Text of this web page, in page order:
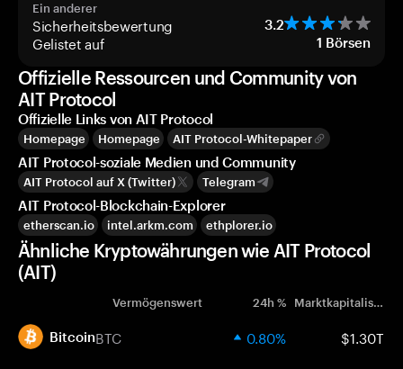
Ein anderer
Sicherheitsbewertung 3.2
Gelistet auf 1 Börsen
Offizielle Ressourcen und Community von
AIT Protocol
Offizielle Links von AIT Protocol
Homepage Homepage AIT Protocol-Whitepaper
AIT Protocol-soziale Medien und Community
AIT Protocol auf X (Twitter) Telegram
AIT Protocol-Blockchain-Explorer
etherscan.io intel.arkm.com ethplorer.io
Ähnliche Kryptowährungen wie AIT Protocol
(AIT)
Vermögenswert 24h % Marktkapitalisierung
BitcoinBTC 0.80% $1.30T